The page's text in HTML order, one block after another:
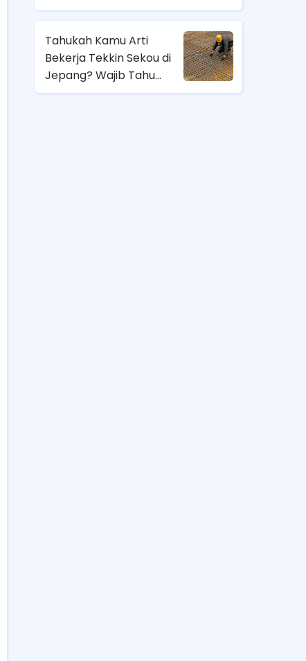
Berangkat Magang Kerja
Tahukah Kamu Arti
Bekerja Tekkin Sekou di
Jepang? Wajib Tahu
Sebelum Pilih Job